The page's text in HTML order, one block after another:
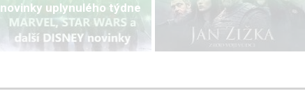
novinky uplynulého týdne